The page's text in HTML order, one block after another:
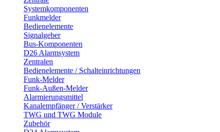
Systemkomponenten
Funkmelder
Bedienelemente
Signalgeber
Bus-Komponenten
D26 Alarmsystem
Zentralen
Bedienelemente / Schalteinrichtungen
Funk-Melder
Funk-Außen-Melder
Alarmierungsmittel
Kanalempfänger / Verstärker
TWG und TWG Module
Zubehör